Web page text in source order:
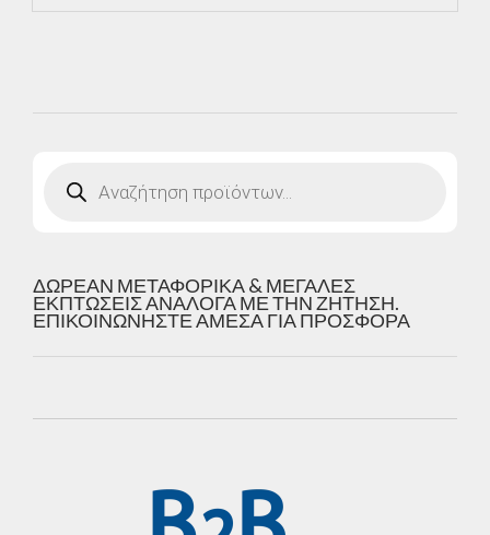
search
ΔΩΡΕΑΝ ΜΕΤΑΦΟΡΙΚΑ & ΜΕΓΑΛΕΣ
ΕΚΠΤΩΣΕΙΣ ΑΝΑΛΟΓΑ ΜΕ ΤΗΝ ΖΗΤΗΣΗ.
ΕΠΙΚΟΙΝΩΝΗΣΤΕ ΑΜΕΣΑ ΓΙΑ ΠΡΟΣΦΟΡΑ